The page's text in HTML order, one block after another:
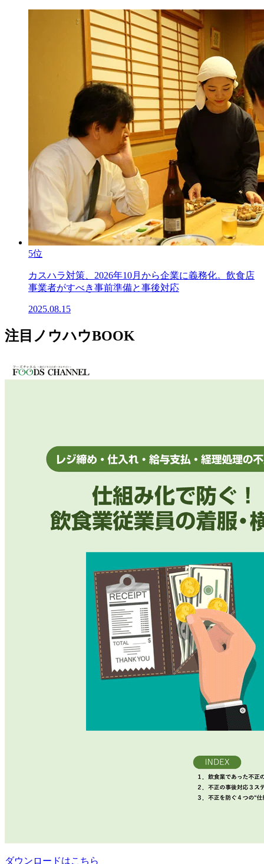
5位
カスハラ対策、2026年10月から企業に義務化。飲食店
事業者がすべき事前準備と事後対応
2025.08.15
注目ノウハウBOOK
ダウンロードはこちら